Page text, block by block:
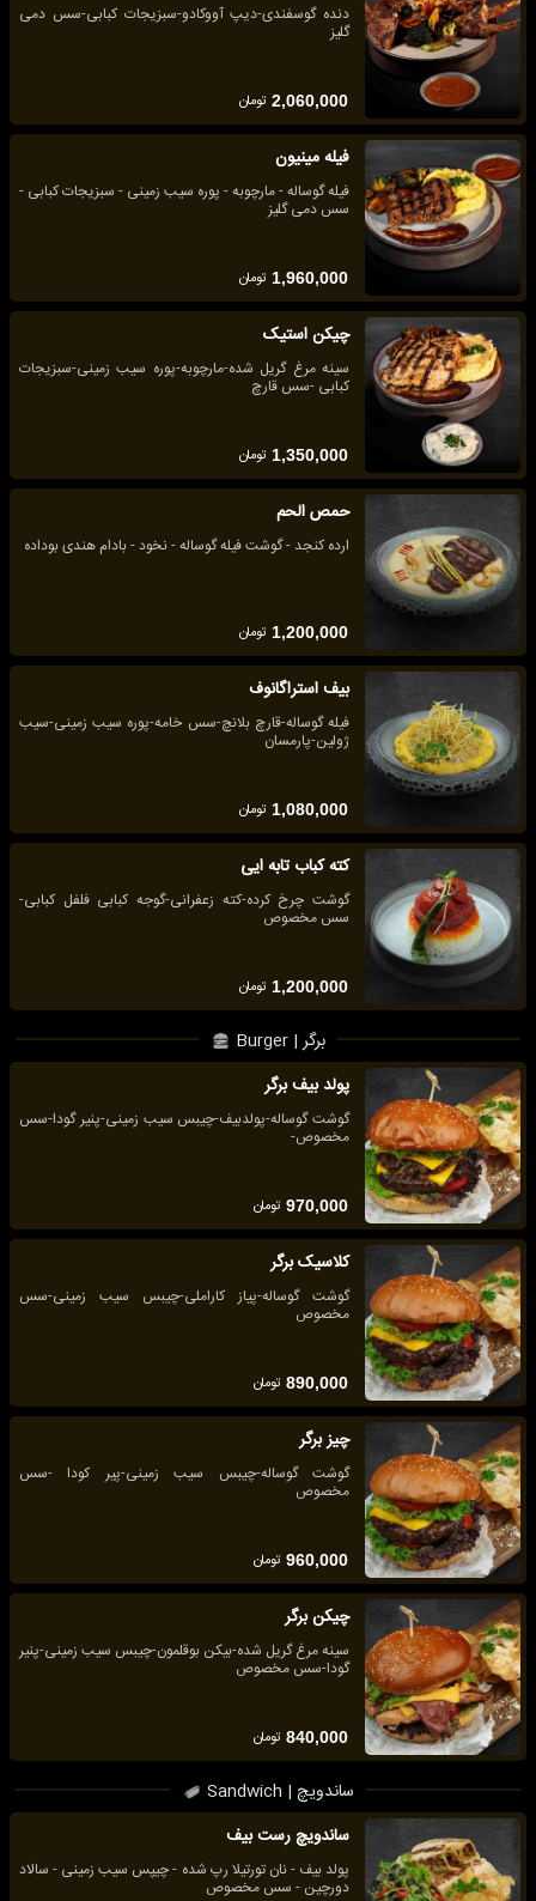
دنده گوسفندی-دیپ آووکادو-سبزیجات کبابی-سس دمی
گلیز
2,060,000 تومان
فیله مینیون
فیله گوساله - مارچوبه - پوره سیب زمینی - سبزیجات کبابی -
سس دمی گلیز
1,960,000 تومان
چیکن استیک
سینه مرغ گریل شده-مارچوبه-پوره سیب زمینی-سبزیجات
کبابی -سس قارچ
1,350,000 تومان
حمص الحم
ارده کنجد - گوشت فیله گوساله - نخود - بادام هندی بوداده
1,200,000 تومان
بیف استراگانوف
فیله گوساله-قارچ بلانچ-سس خامه-پوره سیب زمینی-سیب
ژولین-پارمسان
1,080,000 تومان
کته کباب تابه ایی
گوشت چرخ کرده-کته زعفرانی-گوجه کبابی فلفل کبابی-
سس مخصوص
1,200,000 تومان
برگر | Burger
پولد بیف برگر
گوشت گوساله-پولدبیف-چیبس سیب زمینی-پنیر گودا-سس
مخصوص-
970,000 تومان
کلاسیک برگر
گوشت گوساله-پیاز کاراملی-چیبس سیب زمینی-سس
مخصوص
890,000 تومان
چیز برگر
گوشت گوساله-چیبس سیب زمینی-پیر کودا -سس
مخصوص
960,000 تومان
چیکن برگر
سینه مرغ گریل شده-بیکن بوقلمون-چیبس سیب زمینی-پنیر
گودا-سس مخصوص
840,000 تومان
ساندویچ | Sandwich
ساندویچ رست بیف
پولد بیف - نان تورتیلا رپ شده - چیپس سیب زمینی - سالاد
دورچین - سس مخصوص